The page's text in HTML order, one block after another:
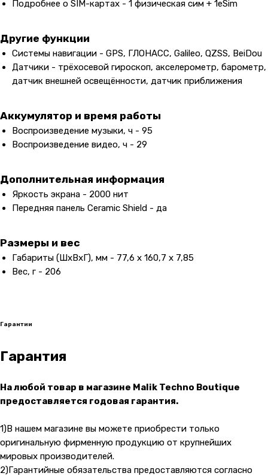
Подробнее о SIM-картах - 1 физическая сим + 1eSim
Другие функции
Системы навигации - GPS, ГЛОНАСС, Galileo, QZSS, BeiDou
Датчики - трёхосевой гироскоп, акселерометр, барометр,
датчик внешней освещённости, датчик приближения
Аккумулятор и время работы
Воспроизведение музыки, ч - 95
Воспроизведение видео, ч - 29
Дополнительная информация
Яркость экрана - 2000 нит
Передняя панель Ceramic Shield - да
Размеры и вес
Габариты (ШxВxГ), мм - 77,6 x 160,7 x 7,85
Вес, г - 206
Гарантии
Гарантия
На любой товар в магазине Malik Techno Boutique
предоставляется годовая гарантия.
1)В нашем магазине вы можете приобрести только
оригинальную фирменную продукцию от крупнейших
мировых производителей.
2)Гарантийные обязательства предоставляются согласно
Клиентам
malikpochinit@mail.ru
Навигация